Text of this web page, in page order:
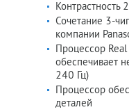
Сочетание 3-
компании
Процессор
обеспечивает
240 Гц)
Процессор
деталей